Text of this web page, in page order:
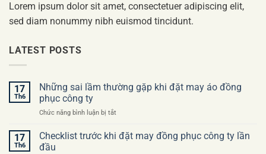
Lorem ipsum dolor sit amet, consectetuer adipiscing elit,
sed diam nonummy nibh euismod tincidunt.
LATEST POSTS
17
Th6
Những sai lầm thường gặp khi đặt may áo đồng
phục công ty
Chức năng bình luận bị tắt
sai
lầm
17
Th6
Checklist trước khi đặt may đồng phục công ty lần
đầu